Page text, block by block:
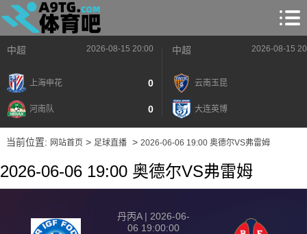
中超 2026-08-15 20:00
上海申花 0
河南队 0
中超 2026-08-15
云南玉昆
大连英博
当前位置: 网站首页> 足球直播> 2026-06-06 19:00 奥德尔VS弗雷姆
2026-06-06 19:00 奥德尔VS弗雷姆
丹丙A | 2026-06-
06 19:00:00